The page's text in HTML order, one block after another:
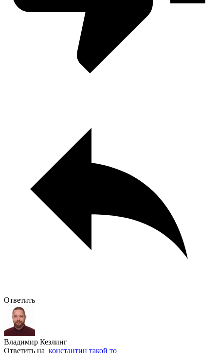
Ответить
Владимир Кезлинг
Ответить на константин такой то